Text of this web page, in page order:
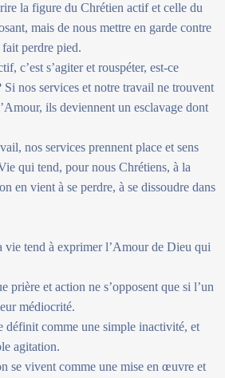
la figure du Chrétien actif et celle du
mais de nous mettre en garde contre
perdre pied.
c’est s’agiter et rouspéter, est-ce
nos services et notre travail ne trouvent
ils deviennent un esclavage dont
nos services prennent place et sens
qui tend, pour nous Chrétiens, à la
en vient à se perdre, à se dissoudre dans
vie tend à exprimer l’Amour de Dieu qui
prière et action ne s’opposent que si l’un
médiocrité.
définit comme une simple inactivité, et
agitation.
se vivent comme une mise en œuvre et